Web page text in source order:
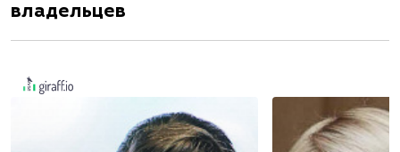
владельцев